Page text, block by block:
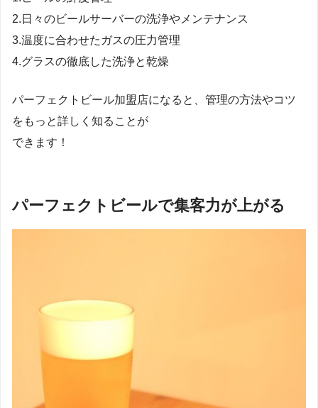
2.日々のビールサーバーの洗浄やメンテナンス
3.温度に合わせたガスの圧力管理
4.グラスの徹底した洗浄と乾燥
パーフェクトビール加盟店になると、管理の方法やコツ
をもっと詳しく知ることが
できます！
パーフェクトビールで集客力が上がる